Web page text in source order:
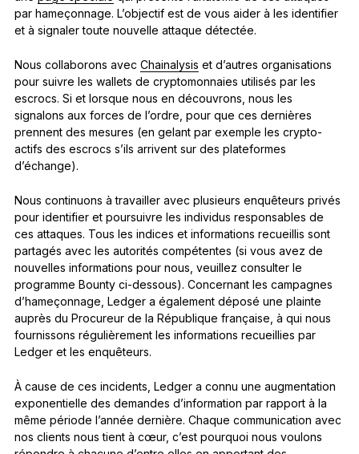
par hameçonnage. L’objectif est de vous aider à les identifier
et à signaler toute nouvelle attaque détectée.
Nous collaborons avec Chainalysis et d’autres organisations
pour suivre les wallets de cryptomonnaies utilisés par les
escrocs. Si et lorsque nous en découvrons, nous les
signalons aux forces de l’ordre, pour que ces dernières
prennent des mesures (en gelant par exemple les crypto-
actifs des escrocs s’ils arrivent sur des plateformes
d’échange).
Nous continuons à travailler avec plusieurs enquêteurs privés
pour identifier et poursuivre les individus responsables de
ces attaques. Tous les indices et informations recueillis sont
partagés avec les autorités compétentes (si vous avez de
nouvelles informations pour nous, veuillez consulter le
programme Bounty ci-dessous). Concernant les campagnes
d’hameçonnage, Ledger a également déposé une plainte
auprès du Procureur de la République française, à qui nous
fournissons régulièrement les informations recueillies par
Ledger et les enquêteurs.
À cause de ces incidents, Ledger a connu une augmentation
exponentielle des demandes d’information par rapport à la
même période l’année dernière. Chaque communication avec
nos clients nous tient à cœur, c’est pourquoi nous voulons